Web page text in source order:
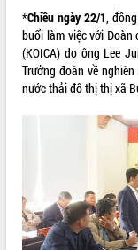
THÔNG TIN CHỈ ĐẠO ĐIỀU
HỆ THỐNG VĂN BẢN
VĂN BẢN HĐND TỈNH
*Chiều ngày 22/1,
buổi làm việc với Đoàn
(KOICA) do ông Lee
Trưởng đoàn về
nước thải đô thị thị xã